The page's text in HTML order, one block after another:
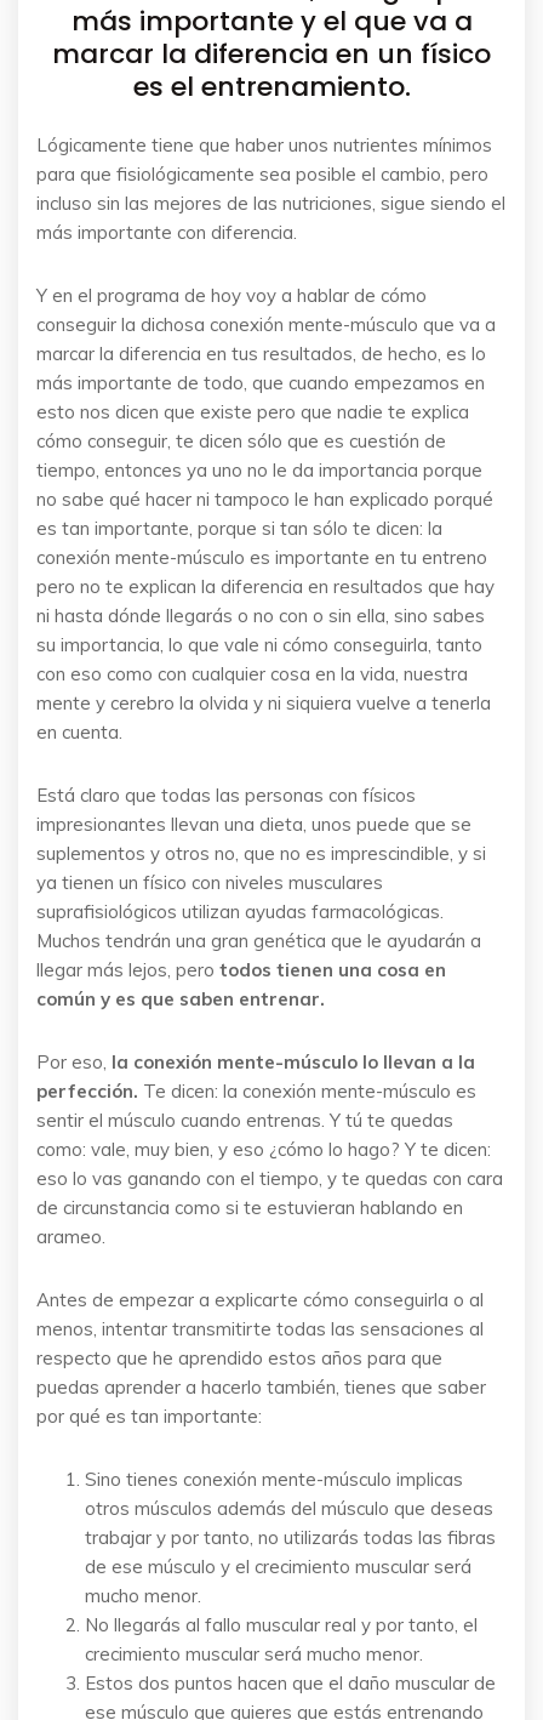
más importante y el que va a
marcar la diferencia en un físico
es el entrenamiento.
Lógicamente tiene que haber unos nutrientes mínimos
para que fisiológicamente sea posible el cambio, pero
incluso sin las mejores de las nutriciones, sigue siendo el
más importante con diferencia.
Y en el programa de hoy voy a hablar de cómo
conseguir la dichosa conexión mente-músculo que va a
marcar la diferencia en tus resultados, de hecho, es lo
más importante de todo, que cuando empezamos en
esto nos dicen que existe pero que nadie te explica
cómo conseguir, te dicen sólo que es cuestión de
tiempo, entonces ya uno no le da importancia porque
no sabe qué hacer ni tampoco le han explicado porqué
es tan importante, porque si tan sólo te dicen: la
conexión mente-músculo es importante en tu entreno
pero no te explican la diferencia en resultados que hay
ni hasta dónde llegarás o no con o sin ella, sino sabes
su importancia, lo que vale ni cómo conseguirla, tanto
con eso como con cualquier cosa en la vida, nuestra
mente y cerebro la olvida y ni siquiera vuelve a tenerla
en cuenta.
Está claro que todas las personas con físicos
impresionantes llevan una dieta, unos puede que se
suplementos y otros no, que no es imprescindible, y si
ya tienen un físico con niveles musculares
suprafisiológicos utilizan ayudas farmacológicas.
Muchos tendrán una gran genética que le ayudarán a
llegar más lejos, pero todos tienen una cosa en
común y es que saben entrenar.
Por eso, la conexión mente-músculo lo llevan a la
perfección. Te dicen: la conexión mente-músculo es
sentir el músculo cuando entrenas. Y tú te quedas
como: vale, muy bien, y eso ¿cómo lo hago? Y te dicen:
eso lo vas ganando con el tiempo, y te quedas con cara
de circunstancia como si te estuvieran hablando en
arameo.
Antes de empezar a explicarte cómo conseguirla o al
menos, intentar transmitirte todas las sensaciones al
respecto que he aprendido estos años para que
puedas aprender a hacerlo también, tienes que saber
por qué es tan importante:
Sino tienes conexión mente-músculo implicas
otros músculos además del músculo que deseas
trabajar y por tanto, no utilizarás todas las fibras
de ese músculo y el crecimiento muscular será
mucho menor.
No llegarás al fallo muscular real y por tanto, el
crecimiento muscular será mucho menor.
Estos dos puntos hacen que el daño muscular de
ese músculo que quieres que estás entrenando